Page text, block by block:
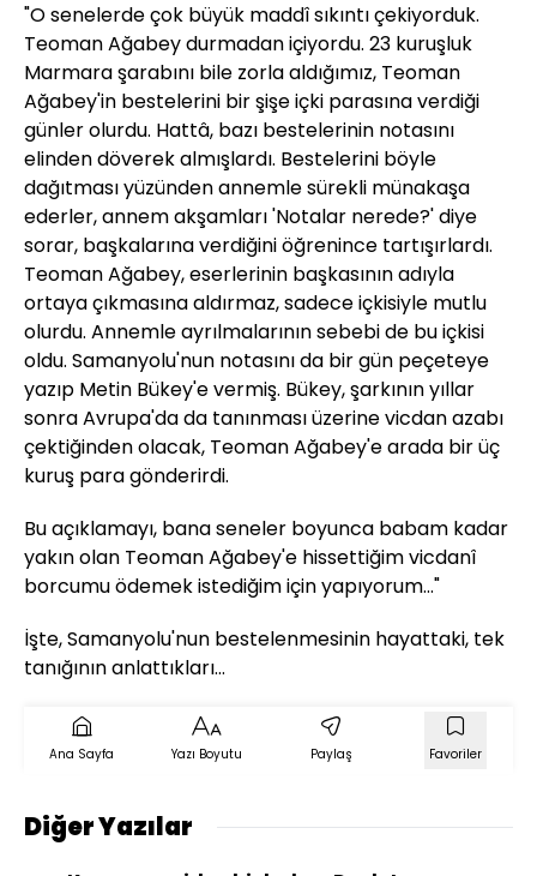
"O senelerde çok büyük maddî sıkıntı çekiyorduk.
Teoman Ağabey durmadan içiyordu. 23 kuruşluk
Marmara şarabını bile zorla aldığımız, Teoman
Ağabey'in bestelerini bir şişe içki parasına verdiği
günler olurdu. Hattâ, bazı bestelerinin notasını
elinden döverek almışlardı. Bestelerini böyle
dağıtması yüzünden annemle sürekli münakaşa
ederler, annem akşamları 'Notalar nerede?' diye
sorar, başkalarına verdiğini öğrenince tartışırlardı.
Teoman Ağabey, eserlerinin başkasının adıyla
ortaya çıkmasına aldırmaz, sadece içkisiyle mutlu
olurdu. Annemle ayrılmalarının sebebi de bu içkisi
oldu. Samanyolu'nun notasını da bir gün peçeteye
yazıp Metin Bükey'e vermiş. Bükey, şarkının yıllar
sonra Avrupa'da da tanınması üzerine vicdan azabı
çektiğinden olacak, Teoman Ağabey'e arada bir üç
kuruş para gönderirdi.
Bu açıklamayı, bana seneler boyunca babam kadar
yakın olan Teoman Ağabey'e hissettiğim vicdanî
borcumu ödemek istediğim için yapıyorum..."
İşte, Samanyolu'nun bestelenmesinin hayattaki, tek
tanığının anlattıkları...
Ana Sayfa Yazı Boyutu Paylaş Favoriler
Diğer Yazılar